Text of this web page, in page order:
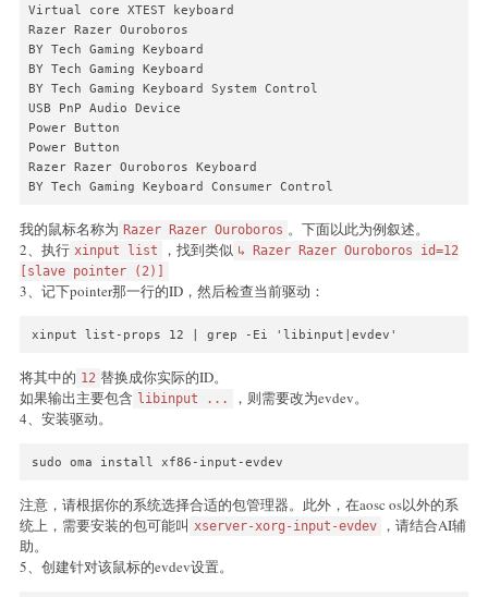
Virtual core XTEST keyboard
Razer Razer Ouroboros
BY Tech Gaming Keyboard
BY Tech Gaming Keyboard
BY Tech Gaming Keyboard System Control
USB PnP Audio Device
Power Button
Power Button
Razer Razer Ouroboros Keyboard
BY Tech Gaming Keyboard Consumer Control
我的鼠标名称为 Razer Razer Ouroboros 。下面以此为例叙述。
2、执行 xinput list ，找到类似 ↳ Razer Razer Ouroboros id=12
[slave pointer (2)]
3、记下pointer那一行的ID，然后检查当前驱动：
xinput list-props 12 | grep -Ei 'libinput|evdev'
将其中的 12 替换成你实际的ID。
如果输出主要包含 libinput ...
，则需要改为evdev。
4、安装驱动。
sudo oma install xf86-input-evdev
注意，请根据你的系统选择合适的包管理器。此外，在aosc os以外的系
统上，需要安装的包可能叫 xserver-xorg-input-evdev
，请结合AI辅
助。
5、创建针对该鼠标的evdev设置。